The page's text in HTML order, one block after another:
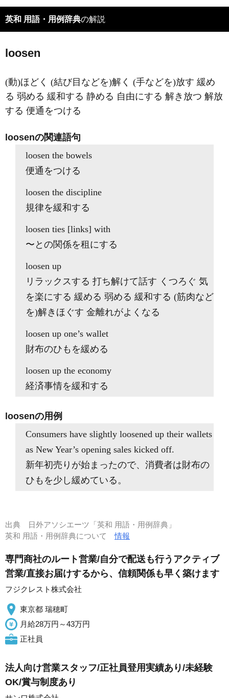
英和 用語・用例辞典の解説
loosen
(動)ほどく (結び目などを)解く (手などを)放す 緩め
る 弱める 緩和する 静める 自由にする 解き放つ 解放
する 便通をつける
loosenの関連語句
loosen the bowels
便通をつける
loosen the discipline
規律を緩和する
loosen ties [links] with
〜との関係を租にする
loosen up
リラックスする 打ち解けて話す くつろぐ 気
を楽にする 緩める 弱める 緩和する (筋肉など
を)解きほぐす 金離れがよくなる
loosen up one’s wallet
財布のひもを緩める
loosen up the economy
経済事情を緩和する
loosenの用例
Consumers have slightly loosened up their wallets
as New Year’s opening sales kicked off.
新年初売りが始まったので、消費者は財布の
ひもを少し緩めている。
出典
日外アソシエーツ「英和 用語・用例辞典」
英和 用語・用例辞典について情報
専門商社のルート営業/自分で配送も行うアクティブ
営業/直接お届けするから、信頼関係も早く築けます
フジクレスト株式会社
東京都 瑞穂町
月給28万円～43万円
正社員
法人向け営業スタッフ/正社員登用実績あり/未経験
OK/賞与制度あり